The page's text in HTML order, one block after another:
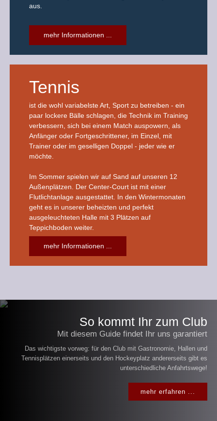
aus.
mehr Informationen ...
Tennis
ist die wohl variabelste Art, Sport zu betreiben - ein
paar lockere Bälle schlagen, die Technik im Training
verbessern, sich bei einem Match auspowern, als
Anfänger oder Fortgeschrittener, im Einzel, mit
Trainer oder im geselligen Doppel - jeder wie er
möchte.
Im Sommer spielen wir auf Sand auf unseren 12
Außenplätzen. Der Center-Court ist mit einer
Flutlichtanlage ausgestattet. In den Wintermonaten
geht es in unserer beheizten und perfekt
ausgeleuchteten Halle mit 3 Plätzen auf
Teppichboden weiter.
mehr Informationen ...
So kommt Ihr zum Club
Mit diesem Guide findet Ihr uns garantiert
Das wichtigste vorweg: für den Club mit Gastronomie, Hallen und
Tennisplätzen einerseits und den Hockeyplatz andererseits gibt es
unterschiedliche Anfahrtswege!
mehr erfahren ...